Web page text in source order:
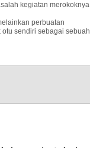
kegiatan merokoknya
perbuatan
sendiri sebagai sebuah